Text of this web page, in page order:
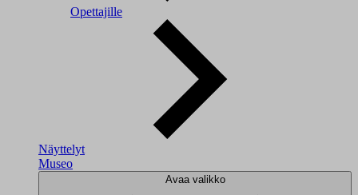
Opettajille
Näyttelyt
Museo
Avaa valikko